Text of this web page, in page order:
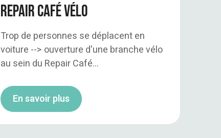
Repair café vélo
Trop de personnes se déplacent en
voiture --> ouverture d'une branche vélo
au sein du Repair Café...
En savoir plus